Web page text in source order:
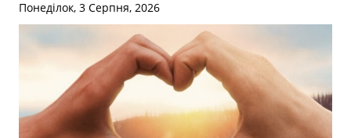
Понеділок, 3 Серпня, 2026